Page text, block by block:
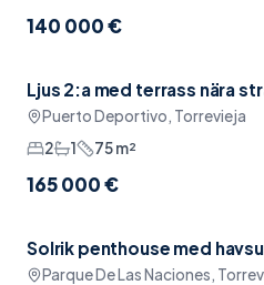
140 000 €
Pool
Ljus 2:a med terrass nära
Puerto Deportivo, Torrevieja
2
1 75m²
165 000 €
Sänkt pris Havsutsikt
Solrik penthouse med
Parque De Las Naciones,